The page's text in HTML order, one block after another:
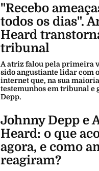
"Recebo
todos os dias".
Heard
tribunal
A atriz falou pela primeira
sido angustiante lidar com
internet que, na sua
testemunhos em tribunal e
Depp.
Johnny Depp e
Heard: o que
agora, e como
reagiram?